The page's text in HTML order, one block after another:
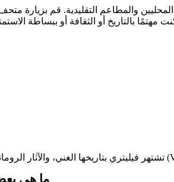
والمطاعم التقليدية. قم بزيارة
ما هي